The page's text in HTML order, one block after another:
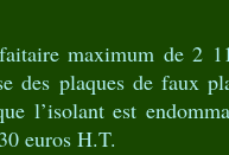
maximum de 2
des plaques de faux
l’isolant est
euros H.T.